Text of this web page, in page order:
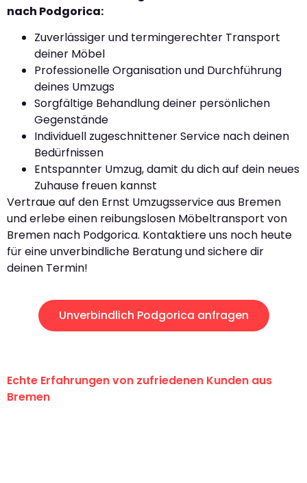
nach Podgorica:
Zuverlässiger und termingerechter Transport
deiner Möbel
Professionelle Organisation und Durchführung
deines Umzugs
Sorgfältige Behandlung deiner persönlichen
Gegenstände
Individuell zugeschnittener Service nach deinen
Bedürfnissen
Entspannter Umzug, damit du dich auf dein neues
Zuhause freuen kannst
Vertraue auf den Ernst Umzugsservice aus Bremen
und erlebe einen reibungslosen Möbeltransport von
Bremen nach Podgorica. Kontaktiere uns noch heute
für eine unverbindliche Beratung und sichere dir
deinen Termin!
Unverbindlich Podgorica anfragen
Echte Erfahrungen von zufriedenen Kunden aus
Bremen